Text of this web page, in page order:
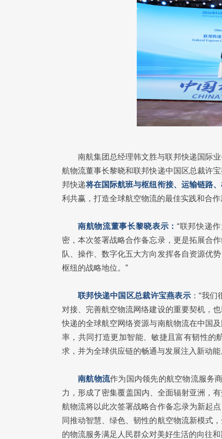
南航集团总经理韩文胜与联邦快递国际
航物流董事长黎晓和联邦快递中国区总裁许
邦快递将在国际航班与枢纽衔接、运输链路
利共赢，打造全球航空物流的最佳实践和合
南航物流董事长黎晓表示： “联邦快递
密，本次签署战略合作备忘录，更是拓展合
队、操作、数字化五大方向发挥各自资源优
枢纽的战略地位。”
联邦快递中国区总裁许宝燕表示 ：“我
对接、完善航空物流网络建设的重要契机，
快递的全球航空网络资源与南航物流在中国
率，共同打造更加智能、敏捷且富有韧性的
求，并为全球供应链的畅通与发展注入新动能
南航物流作为国内领先的航空物流服务
力，形成了密集覆盖国内、全面辐射亚洲，
航物流将以此次签署战略合作备忘录为新起
同推动智慧、绿色、韧性的航空物流新模式
的物流服务满足人民群众对美好生活的向往